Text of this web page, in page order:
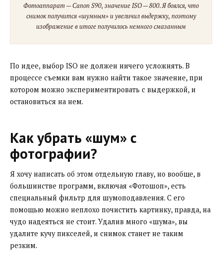
Фотоаппарат — Canon S90, значение ISO — 800. Я боялся, что
снимок получится «шумным» и увеличил выдержку, поэтому
изображение в итоге получилось немного смазанным
По идее, выбор ISO не должен ничего усложнять. В
процессе съемки вам нужно найти такое значение, при
котором можно экспериментировать с выдержкой, и
остановиться на нем.
Как убрать «шум» с
фотографии?
Я хочу написать об этом отдельную главу, но вообще, в
большинстве программ, включая «Фотошоп», есть
специальный фильтр для шумоподавления. С его
помощью можно неплохо почистить картинку, правда, на
чудо надеяться не стоит. Удалив много «шума», вы
удалите кучу пикселей, и снимок станет не таким
резким.